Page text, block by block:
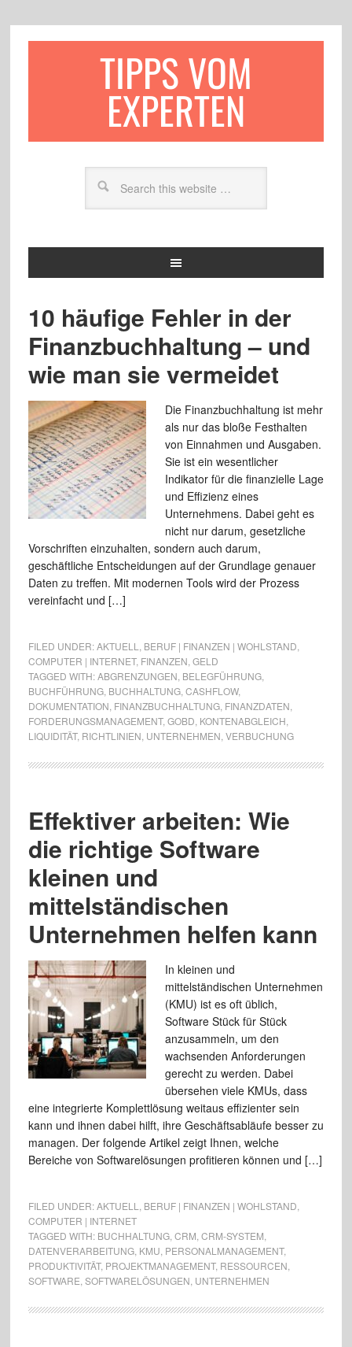
TIPPS VOM
EXPERTEN
10 häufige Fehler in der
Finanzbuchhaltung – und
wie man sie vermeidet
Die Finanzbuchhaltung ist mehr
als nur das bloße Festhalten
von Einnahmen und Ausgaben.
Sie ist ein wesentlicher
Indikator für die finanzielle Lage
und Effizienz eines
Unternehmens. Dabei geht es
nicht nur darum, gesetzliche
Vorschriften einzuhalten, sondern auch darum,
geschäftliche Entscheidungen auf der Grundlage genauer
Daten zu treffen. Mit modernen Tools wird der Prozess
vereinfacht und […]
FILED UNDER:AKTUELL BERUF | FINANZEN | WOHLSTAND
COMPUTER | INTERNET, FINANZEN GELD
TAGGED WITH:ABGRENZUNGEN BELEGFÜHRUNG,
BUCHFÜHRUNG, BUCHHALTUNG, CASHFLOW,
DOKUMENTATION FINANZBUCHHALTUNG, FINANZDATEN
FORDERUNGSMANAGEMENT, GOBD KONTENABGLEICH
LIQUIDITÄT, RICHTLINIEN UNTERNEHMEN VERBUCHUNG
Effektiver arbeiten: Wie
die richtige Software
kleinen und
mittelständischen
Unternehmen helfen kann
In kleinen und
mittelständischen Unternehmen
(KMU) ist es oft üblich,
Software Stück für Stück
anzusammeln, um den
wachsenden Anforderungen
gerecht zu werden. Dabei
übersehen viele KMUs, dass
eine integrierte Komplettlösung weitaus effizienter sein
kann und ihnen dabei hilft, ihre Geschäftsabläufe besser zu
managen. Der folgende Artikel zeigt Ihnen, welche
Bereiche von Softwarelösungen profitieren können und […]
FILED UNDER:AKTUELL BERUF | FINANZEN | WOHLSTAND
COMPUTER | INTERNET
TAGGED WITH: BUCHHALTUNG, CRM CRM-SYSTEM
DATENVERARBEITUNG, KMU PERSONALMANAGEMENT,
PRODUKTIVITÄT, PROJEKTMANAGEMENT, RESSOURCEN
SOFTWARE SOFTWARELÖSUNGEN UNTERNEHMEN